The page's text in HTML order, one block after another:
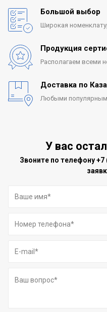
Большой выбор
Широкая
Продукция
Располагаем всеми
Доставка по
Любыми
У вас
Звоните по телефону+7